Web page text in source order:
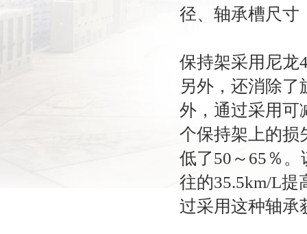
径、轴承槽尺寸
保持架采用尼龙
另外，还消除
外，通过采用可
个保持架上的损
低了50～65％
往的35.5km/L提
过采用这种轴承